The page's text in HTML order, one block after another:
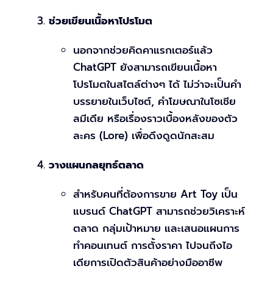
ช่วยเขียนเนื้อหาโปรโมต
นอกจากช่วยคิดคาแรกเตอร์แล้ว
ChatGPT ยังสามารถเขียนเนื้อหา
โปรโมตในสไตล์ต่างๆ ได้ ไม่ว่าจะเป็นคำ
บรรยายในเว็บไซต์, คำโฆษณาในโซเชีย
ลมีเดีย หรือเรื่องราวเบื้องหลังของตัว
ละคร (Lore) เพื่อดึงดูดนักสะสม
วางแผนกลยุทธ์ตลาด
สำหรับคนที่ต้องการขาย Art Toy เป็น
แบรนด์ ChatGPT สามารถช่วยวิเคราะห์
ตลาด กลุ่มเป้าหมาย และเสนอแผนการ
ทำคอนเทนต์ การตั้งราคา ไปจนถึงไอ
เดียการเปิดตัวสินค้าอย่างมืออาชีพ